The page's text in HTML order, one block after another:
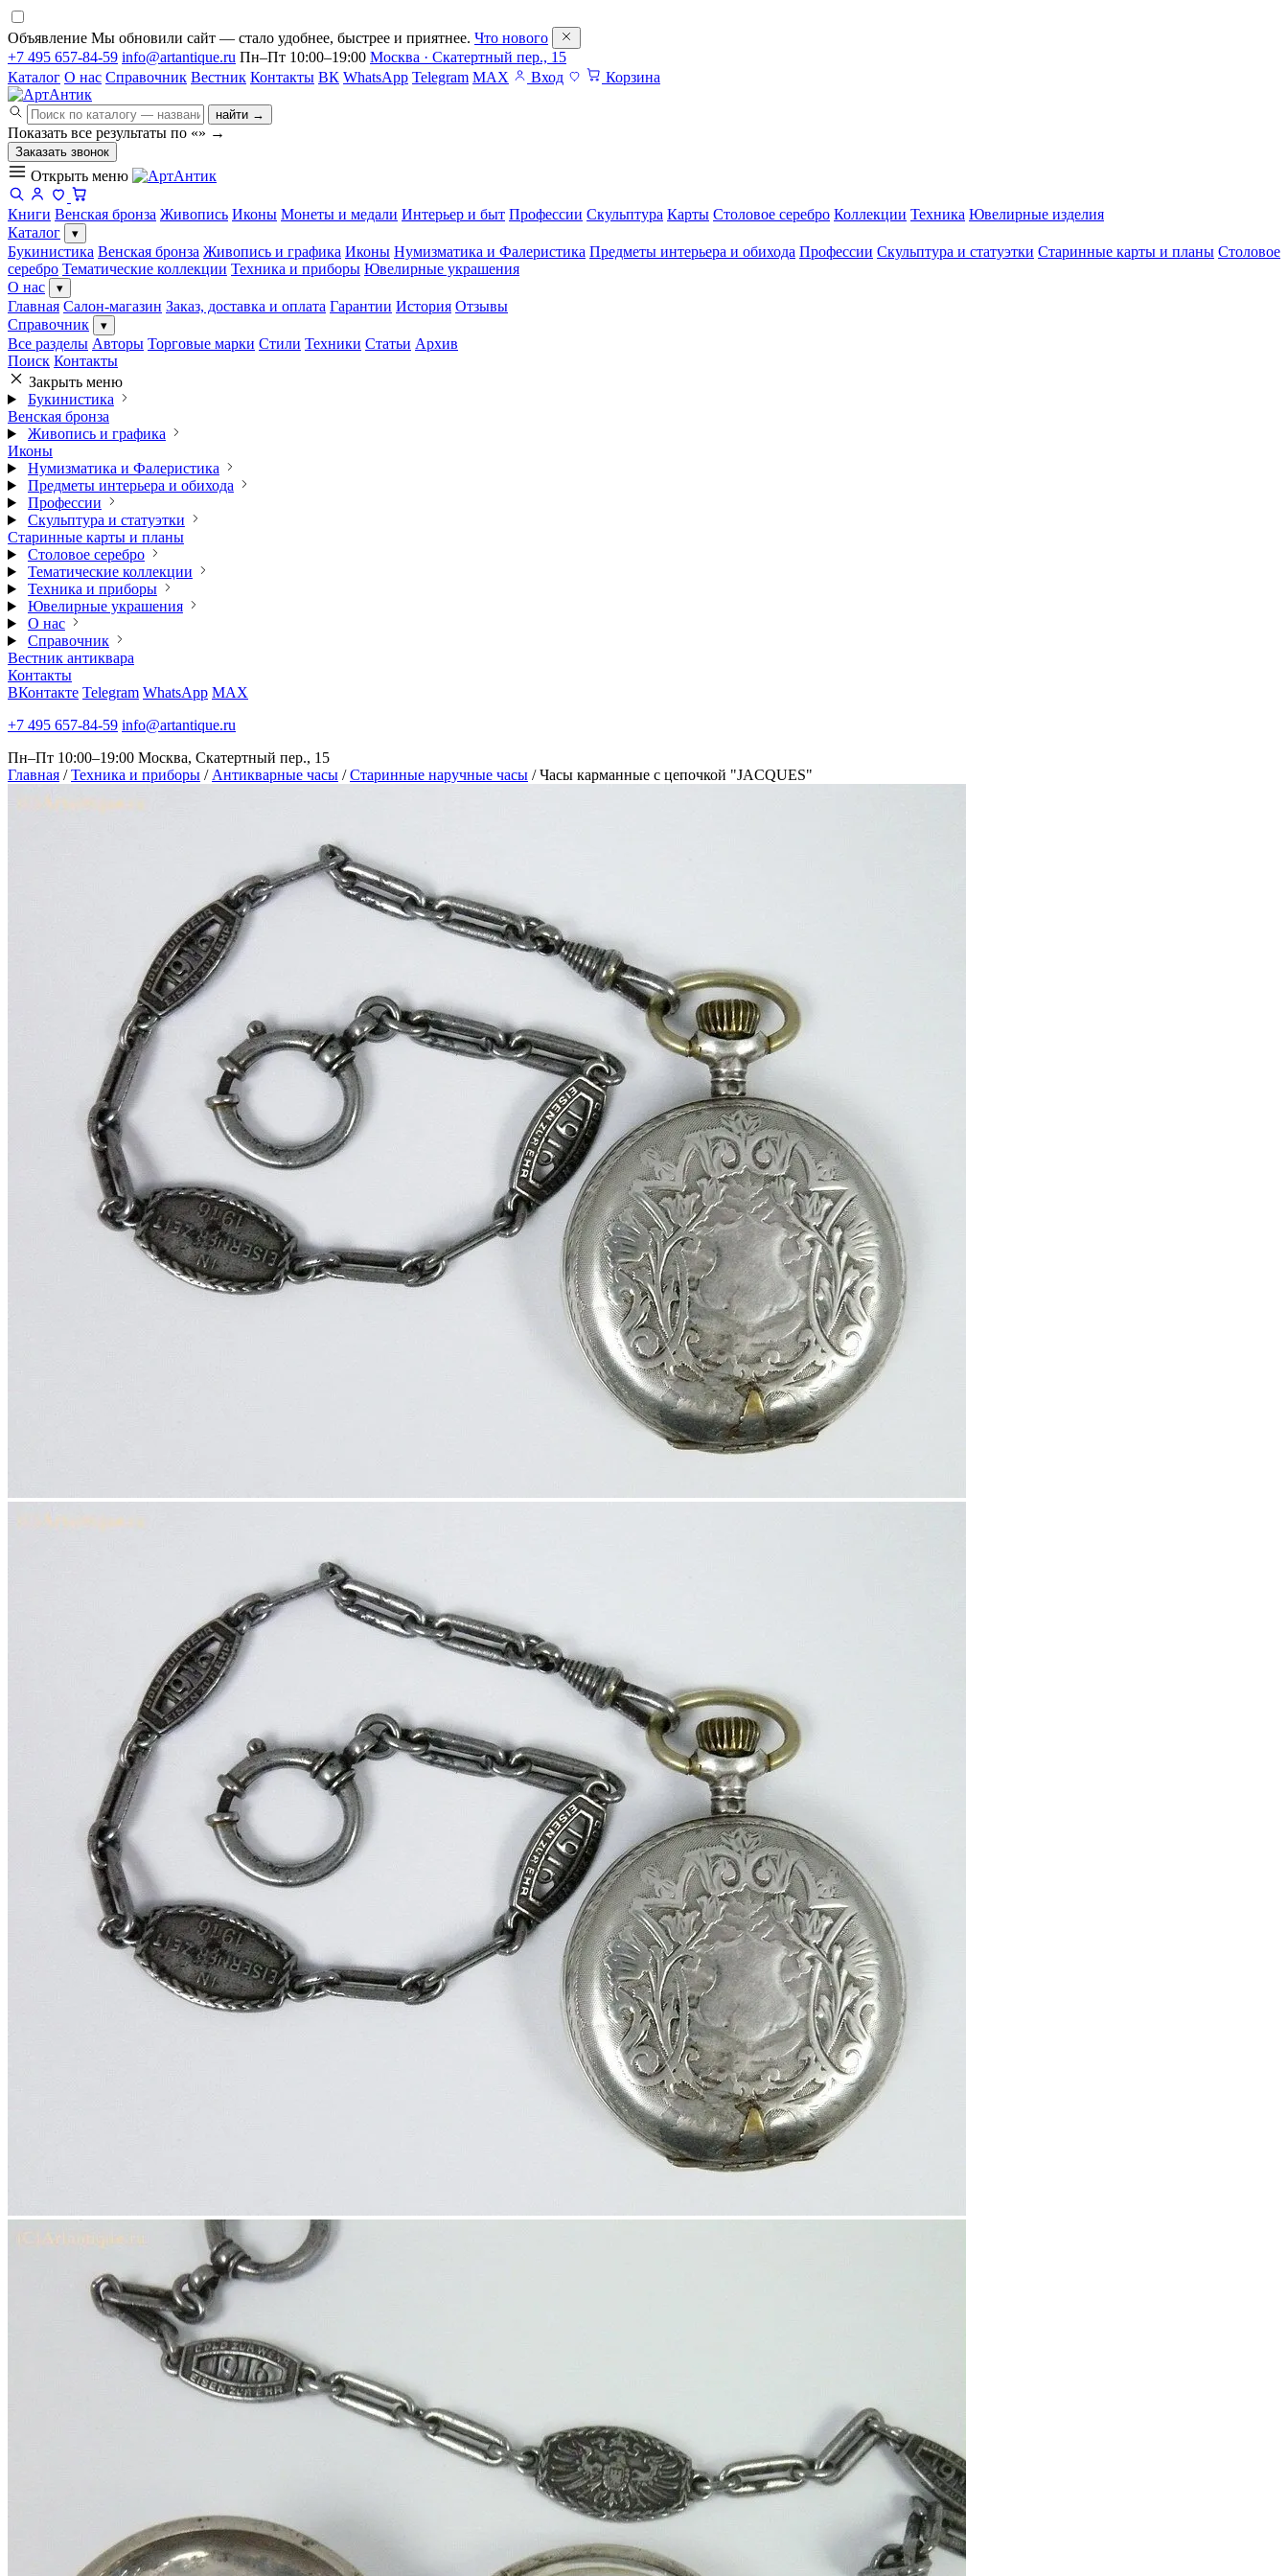
Объявление Мы обновили сайт — стало удобнее, быстрее и приятнее. Что нового
+7 495 657-84-59 info@artantique.ru Пн–Пт 10:00–19:00 Москва · Скатертный пер., 15
Каталог О нас Справочник Вестник Контакты ВК WhatsApp Telegram MAX Вход Корзина
найти →
Показать все результаты по «» →
Заказать звонок
Открыть меню
Книги Венская бронза Живопись Иконы Монеты и медали Интерьер и быт Профессии Скульптура Карты Столовое серебро Коллекции Техника Ювелирные изделия
Каталог
▾
Букинистика Венская бронза Живопись и графика Иконы Нумизматика и Фалеристика Предметы интерьера и обихода Профессии Скульптура и статуэтки Старинные карты и планы Столовое
серебро Тематические коллекции Техника и приборы Ювелирные украшения
О нас
▾
Главная Салон-магазин Заказ, доставка и оплата Гарантии История Отзывы
Справочник
▾
Все разделы Авторы Торговые марки Стили Техники Статьи Архив
Поиск Контакты
Закрыть меню
Букинистика
Венская бронза
Живопись и графика
Иконы
Нумизматика и Фалеристика
Предметы интерьера и обихода
Профессии
Скульптура и статуэтки
Старинные карты и планы
Столовое серебро
Тематические коллекции
Техника и приборы
Ювелирные украшения
О нас
Справочник
Вестник антиквара
Контакты
ВКонтакте Telegram WhatsApp MAX
+7 495 657-84-59 info@artantique.ru
Пн–Пт 10:00–19:00 Москва, Скатертный пер., 15
Главная / Техника и приборы / Антикварные часы / Старинные наручные часы / Часы карманные с цепочкой "JACQUES"